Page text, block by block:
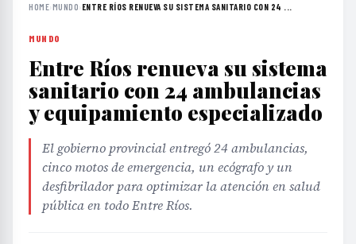
HOME›MUNDO› ENTRE RÍOS RENUEVA SU SISTEMA SANITARIO CON 24 ...
MUNDO
Entre Ríos renueva su sistema
sanitario con 24 ambulancias
y equipamiento especializado
El gobierno provincial entregó 24 ambulancias,
cinco motos de emergencia, un ecógrafo y un
desfibrilador para optimizar la atención en salud
pública en todo Entre Ríos.